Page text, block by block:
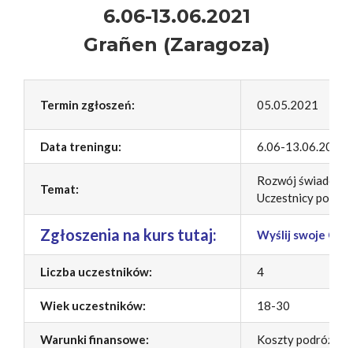
6.06-13.06.2021
Grañen (Zaragoza)
Termin zgłoszeń: 05.05.2021
Data treningu: 6.06-13.06.2021
Temat:
Rozwój
Uczestnicy
Zgłoszenia na kurs tutaj: Wyślij swoje CV i
Liczba uczestników: 4
Wiek uczestników: 18-30
Warunki finansowe: Koszty podróży,